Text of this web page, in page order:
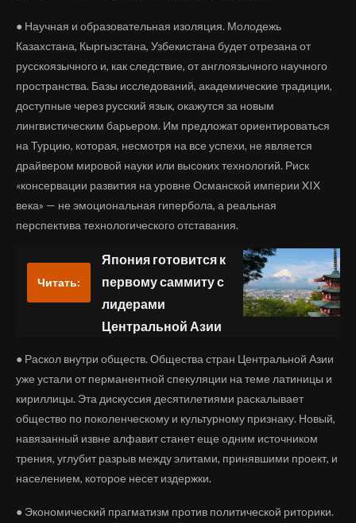
● Научная и образовательная изоляция. Молодежь
Казахстана, Кыргызстана, Узбекистана будет отрезана от
русскоязычного и, как следствие, от англоязычного научного
пространства. Базы исследований, академические традиции,
доступные через русский язык, окажутся за новым
лингвистическим барьером. Им предложат ориентироваться
на Турцию, которая, несмотря на все успехи, не является
драйвером мировой науки или высоких технологий. Риск
«консервации развития на уровне Османской империи XIX
века» — не эмоциональная гипербола, а реальная
перспектива технологического отставания.
Читать:
Япония готовится к
первому саммиту с
лидерами
Центральной Азии
● Раскол внутри обществ. Общества стран Центральной Азии
уже устали от перманентной спекуляции на теме латиницы и
кириллицы. Эта дискуссия десятилетиями раскалывает
общество по поколенческому и культурному признаку. Новый,
навязанный извне алфавит станет еще одним источником
трения, углубит разрыв между элитами, принявшими проект, и
населением, которое несет издержки.
● Экономический прагматизм против политической риторики.